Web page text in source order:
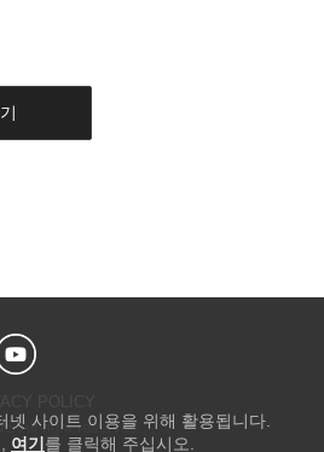
All right reserved.
사이트 이용을 위해 활용됩니다.
여기 를 클릭해 주십시오.